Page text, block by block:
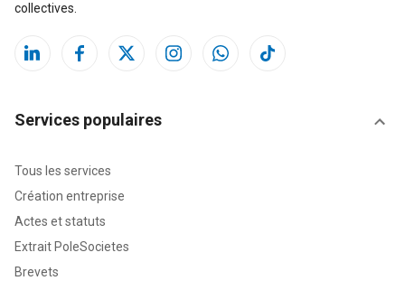
collectives.
Services populaires
Tous les services
Création entreprise
Actes et statuts
Extrait PoleSocietes
Brevets